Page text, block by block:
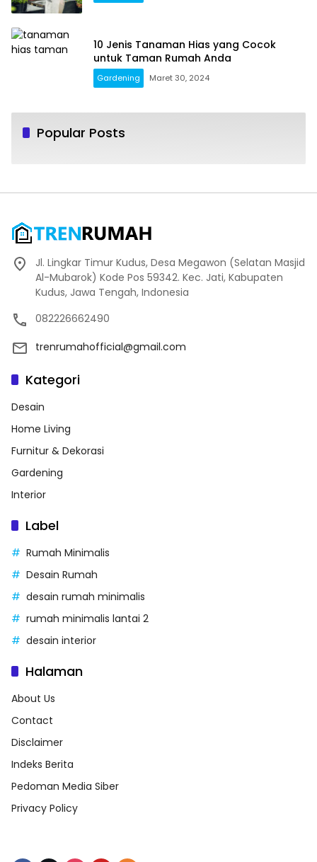
10 Jenis Tanaman Hias yang Cocok
untuk Taman Rumah Anda
Gardening Maret 30, 2024
Popular Posts
Jl. Lingkar Timur Kudus, Desa Megawon (Selatan Masjid
Al-Mubarok) Kode Pos 59342. Kec. Jati, Kabupaten
Kudus, Jawa Tengah, Indonesia
082226662490
trenrumahofficial@gmail.com
Kategori
Desain
Home Living
Furnitur & Dekorasi
Gardening
Interior
Label
Rumah Minimalis
Desain Rumah
desain rumah minimalis
rumah minimalis lantai 2
desain interior
Halaman
About Us
Contact
Disclaimer
Indeks Berita
Pedoman Media Siber
Privacy Policy